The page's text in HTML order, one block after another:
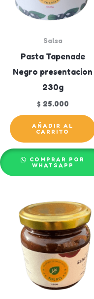
Salsa
Pasta Tapenade
Negro presentacion
230g
$ 25.000
AÑADIR AL
CARRITO
COMPRAR POR
WHATSAPP